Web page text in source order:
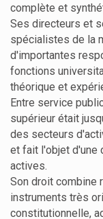
complète et
Ses directeurs et
spécialistes de la
d'importantes
fonctions
théorique et
Entre service
supérieur était
des secteurs
et fait l'objet d'une
actives.
Son droit
instruments très
constitutionnelle,